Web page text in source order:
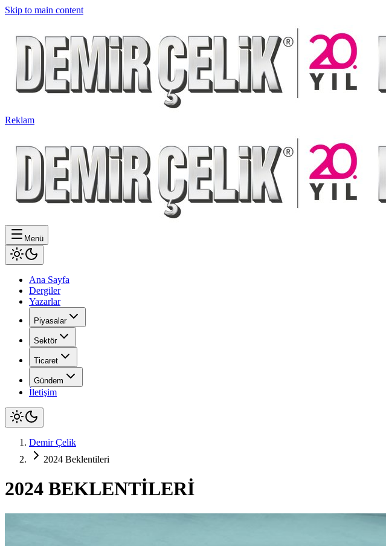
Skip to main content
Reklam
Menü
Ana Sayfa
Dergiler
Yazarlar
Piyasalar
Sektör
Ticaret
Gündem
İletişim
Demir Çelik
2024 Beklentileri
2024 BEKLENTİLERİ